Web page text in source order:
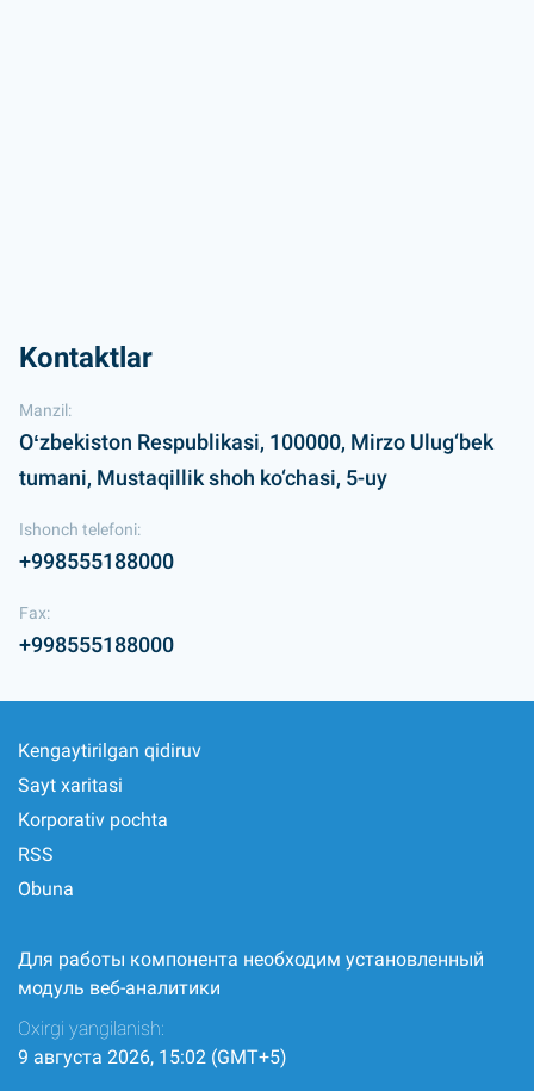
Kontaktlar
Manzil:
Oʻzbekiston Respublikasi, 100000, Mirzo Ulug‘bek
tumani, Mustaqillik shoh ko‘chasi, 5-uy
Ishonch telefoni:
+998555188000
Fax:
+998555188000
Kengaytirilgan qidiruv
Sayt xaritasi
Korporativ pochta
RSS
Obuna
Для работы компонента необходим установленный
модуль веб-аналитики
Oxirgi yangilanish:
9 августа 2026, 15:02 (GMT+5)